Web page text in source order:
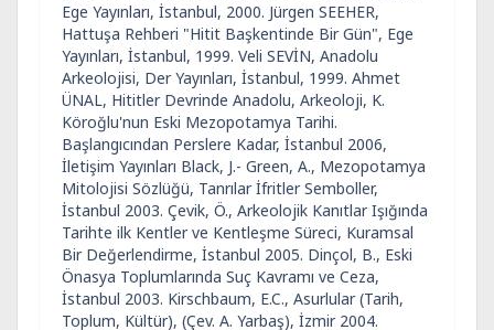
Ege Yayınları, İstanbul, 2000. Jürgen SEEHER,
Hattuşa Rehberi "Hitit Başkentinde Bir Gün", Ege
Yayınları, İstanbul, 1999. Veli SEVİN, Anadolu
Arkeolojisi, Der Yayınları, İstanbul, 1999. Ahmet
ÜNAL, Hititler Devrinde Anadolu, Arkeoloji, K.
Köroğlu'nun Eski Mezopotamya Tarihi.
Başlangıcından Perslere Kadar, İstanbul 2006,
İletişim Yayınları Black, J.- Green, A., Mezopotamya
Mitolojisi Sözlüğü, Tanrılar İfritler Semboller,
İstanbul 2003. Çevik, Ö., Arkeolojik Kanıtlar Işığında
Tarihte ilk Kentler ve Kentleşme Süreci, Kuramsal
Bir Değerlendirme, İstanbul 2005. Dinçol, B., Eski
Önasya Toplumlarında Suç Kavramı ve Ceza,
İstanbul 2003. Kirschbaum, E.C., Asurlular (Tarih,
Toplum, Kültür), (Çev. A. Yarbaş), İzmir 2004.